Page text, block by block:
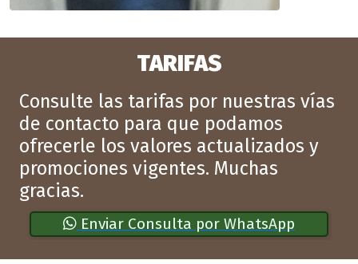
TARIFAS
Consulte las tarifas por nuestras vías
de contacto para que podamos
ofrecerle los valores actualizados y
promociones vigentes. Muchas
gracias.
Enviar Consulta por WhatsApp